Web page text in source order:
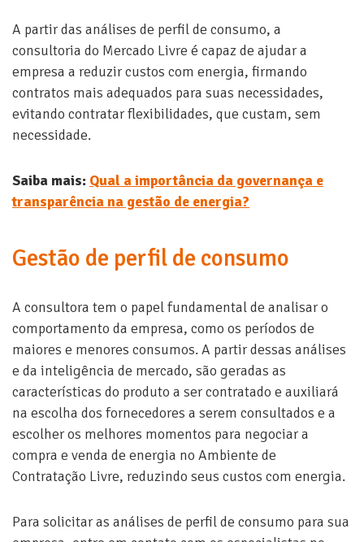
A partir das análises de perfil de consumo, a
consultoria do Mercado Livre é capaz de ajudar a
empresa a reduzir custos com energia, firmando
contratos mais adequados para suas necessidades,
evitando contratar flexibilidades, que custam, sem
necessidade.
Saiba mais: Qual a importância da governança e
transparência na gestão de energia?
Gestão de perfil de consumo
A consultora tem o papel fundamental de analisar o
comportamento da empresa, como os períodos de
maiores e menores consumos. A partir dessas análises
e da inteligência de mercado, são geradas as
características do produto a ser contratado e auxiliará
na escolha dos fornecedores a serem consultados e a
escolher os melhores momentos para negociar a
compra e venda de energia no Ambiente de
Contratação Livre, reduzindo seus custos com energia.
Para solicitar as análises de perfil de consumo para sua